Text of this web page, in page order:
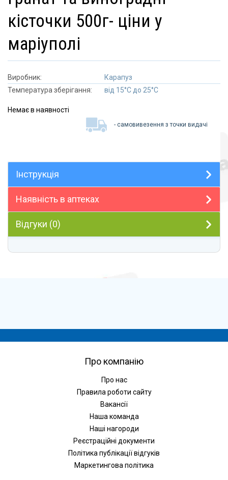
кісточки 500г- ціни у
маріуполі
Виробник:
Карапуз
Температура зберігання:
від 15°C до 25°C
Немає в наявності
- самовивезення з точки видачі
Інструкція
Наявність в аптеках
Відгуки (0)
Про компанію
Про нас
Правила роботи сайту
Вакансії
Наша команда
Наші нагороди
Реєстраційні документи
Політика публікації відгуків
Маркетингова політика